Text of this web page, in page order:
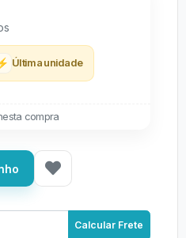
Última unidade
compra
Calcular Frete